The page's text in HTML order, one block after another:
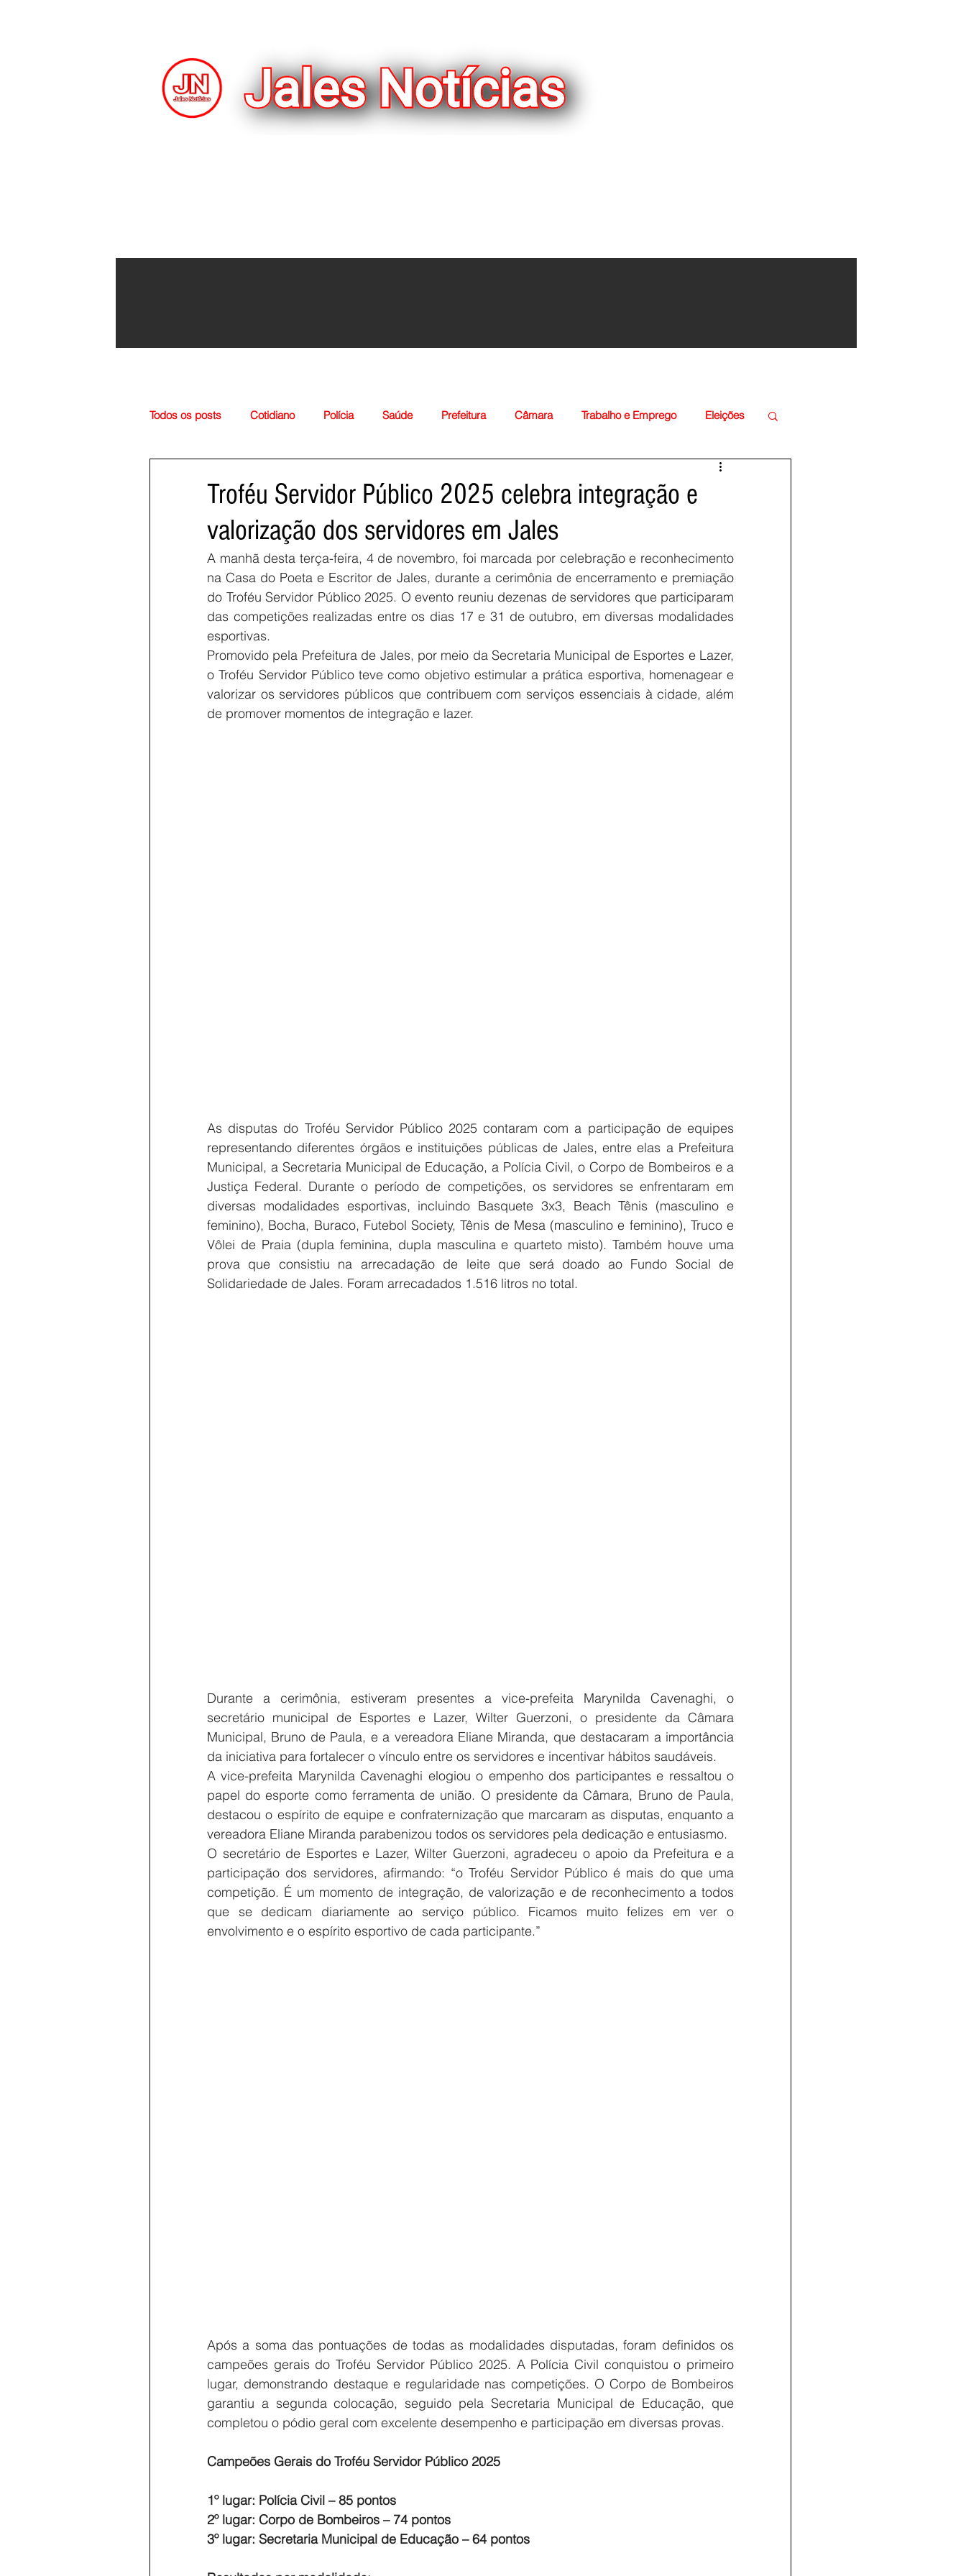
Voltar
Todos os posts Cotidiano Polícia Saúde Prefeitura Câmara Trabalho e Emprego Eleições
Troféu Servidor Público 2025 celebra integração e
valorização dos servidores em Jales
A manhã desta terça-feira, 4 de novembro, foi marcada por celebração e reconhecimento
na Casa do Poeta e Escritor de Jales, durante a cerimônia de encerramento e premiação
do Troféu Servidor Público 2025. O evento reuniu dezenas de servidores que participaram
das competições realizadas entre os dias 17 e 31 de outubro, em diversas modalidades
esportivas.
Promovido pela Prefeitura de Jales, por meio da Secretaria Municipal de Esportes e Lazer,
o Troféu Servidor Público teve como objetivo estimular a prática esportiva, homenagear e
valorizar os servidores públicos que contribuem com serviços essenciais à cidade, além
de promover momentos de integração e lazer.
As disputas do Troféu Servidor Público 2025 contaram com a participação de equipes
representando diferentes órgãos e instituições públicas de Jales, entre elas a Prefeitura
Municipal, a Secretaria Municipal de Educação, a Polícia Civil, o Corpo de Bombeiros e a
Justiça Federal. Durante o período de competições, os servidores se enfrentaram em
diversas modalidades esportivas, incluindo Basquete 3x3, Beach Tênis (masculino e
feminino), Bocha, Buraco, Futebol Society, Tênis de Mesa (masculino e feminino), Truco e
Vôlei de Praia (dupla feminina, dupla masculina e quarteto misto). Também houve uma
prova que consistiu na arrecadação de leite que será doado ao Fundo Social de
Solidariedade de Jales. Foram arrecadados 1.516 litros no total.
Durante a cerimônia, estiveram presentes a vice-prefeita Marynilda Cavenaghi, o
secretário municipal de Esportes e Lazer, Wilter Guerzoni, o presidente da Câmara
Municipal, Bruno de Paula, e a vereadora Eliane Miranda, que destacaram a importância
da iniciativa para fortalecer o vínculo entre os servidores e incentivar hábitos saudáveis.
A vice-prefeita Marynilda Cavenaghi elogiou o empenho dos participantes e ressaltou o
papel do esporte como ferramenta de união. O presidente da Câmara, Bruno de Paula,
destacou o espírito de equipe e confraternização que marcaram as disputas, enquanto a
vereadora Eliane Miranda parabenizou todos os servidores pela dedicação e entusiasmo.
O secretário de Esportes e Lazer, Wilter Guerzoni, agradeceu o apoio da Prefeitura e a
participação dos servidores, afirmando: “o Troféu Servidor Público é mais do que uma
competição. É um momento de integração, de valorização e de reconhecimento a todos
que se dedicam diariamente ao serviço público. Ficamos muito felizes em ver o
envolvimento e o espírito esportivo de cada participante.”
Após a soma das pontuações de todas as modalidades disputadas, foram definidos os
campeões gerais do Troféu Servidor Público 2025. A Polícia Civil conquistou o primeiro
lugar, demonstrando destaque e regularidade nas competições. O Corpo de Bombeiros
garantiu a segunda colocação, seguido pela Secretaria Municipal de Educação, que
completou o pódio geral com excelente desempenho e participação em diversas provas.
Campeões Gerais do Troféu Servidor Público 2025
1º lugar: Polícia Civil – 85 pontos
2º lugar: Corpo de Bombeiros – 74 pontos
3º lugar: Secretaria Municipal de Educação – 64 pontos